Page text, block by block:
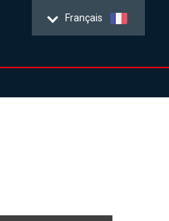
Français